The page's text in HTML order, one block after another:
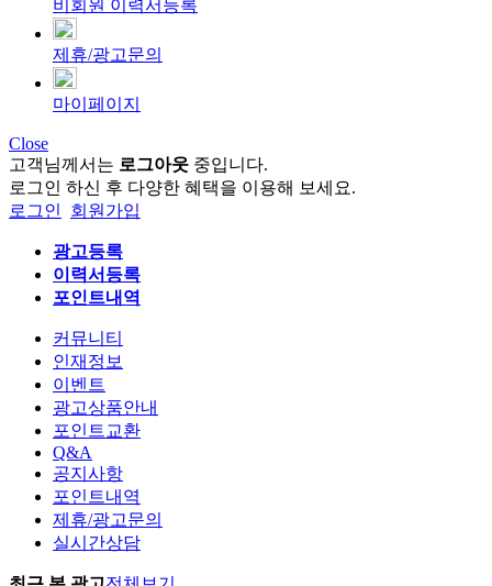
비회원 이력서등록
제휴/광고문의
마이페이지
Close
고객님께서는 로그아웃 중입니다.
로그인 하신 후 다양한 혜택을 이용해 보세요.
로그인
회원가입
광고등록
이력서등록
포인트내역
커뮤니티
인재정보
이벤트
광고상품안내
포인트교환
Q&A
공지사항
포인트내역
제휴/광고문의
실시간상담